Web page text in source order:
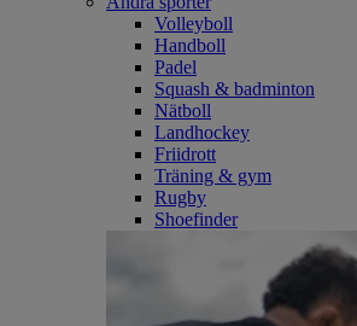
Volleyboll
Handboll
Padel
Squash & badminton
Nätboll
Landhockey
Friidrott
Träning & gym
Rugby
Shoefinder